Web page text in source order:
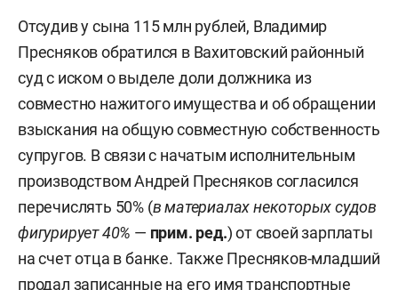
Отсудив у сына 115 млн рублей, Владимир
Пресняков обратился в Вахитовский районный
суд с иском о выделе доли должника из
совместно нажитого имущества и об обращении
взыскания на общую совместную собственность
супругов. В связи с начатым исполнительным
производством Андрей Пресняков согласился
перечислять 50% (в материалах некоторых судов
фигурирует 40% — прим. ред.) от своей зарплаты
на счет отца в банке. Также Пресняков-младший
продал записанные на его имя транспортные